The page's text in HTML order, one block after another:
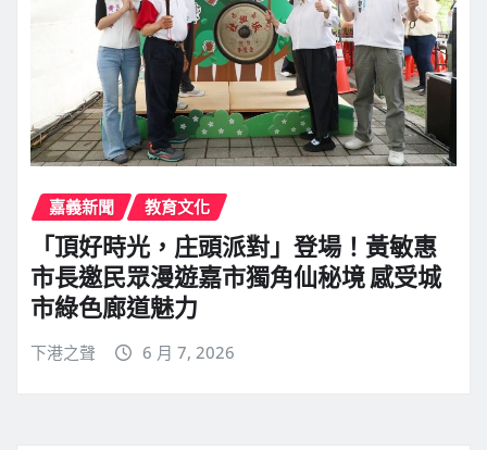
嘉義新聞 教育文化
「頂好時光，庄頭派對」登場！黃敏惠
市長邀民眾漫遊嘉市獨角仙秘境 感受城
市綠色廊道魅力
下港之聲 6 月 7, 2026